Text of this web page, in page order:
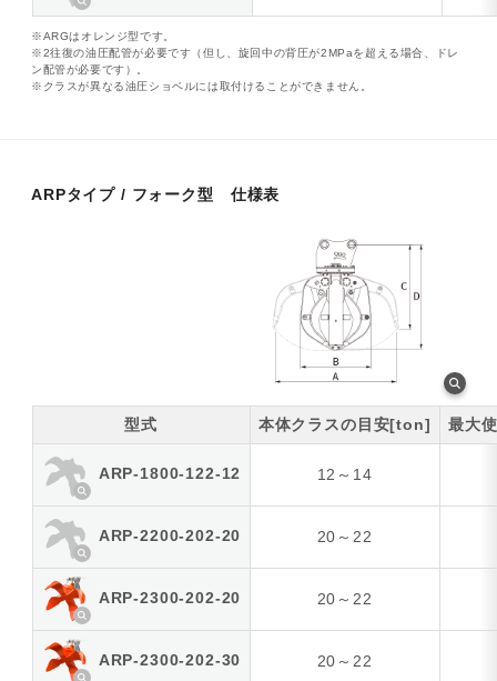
※ARGはオレンジ型です。
※2往復の油圧配管が必要です（但し、旋回中の背圧が2MPaを超える場合、ドレ
ン配管が必要です）。
※クラスが異なる油圧ショベルには取付けることができません。
ARPタイプ / フォーク型 仕様表
型式 本体クラスの目安[ton] 最大
ARP-1800-122-12 12～14
ARP-2200-202-20 20～22
ARP-2300-202-20 20～22
ARP-2300-202-30 20～22